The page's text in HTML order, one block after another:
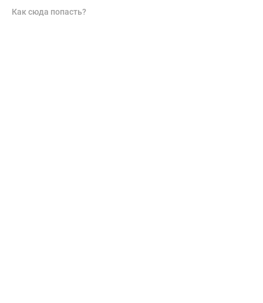
Как сюда попасть?